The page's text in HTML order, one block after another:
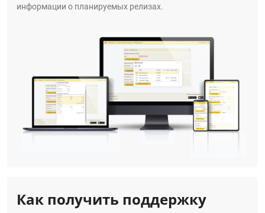
информации о планируемых релизах.
Как получить поддержку